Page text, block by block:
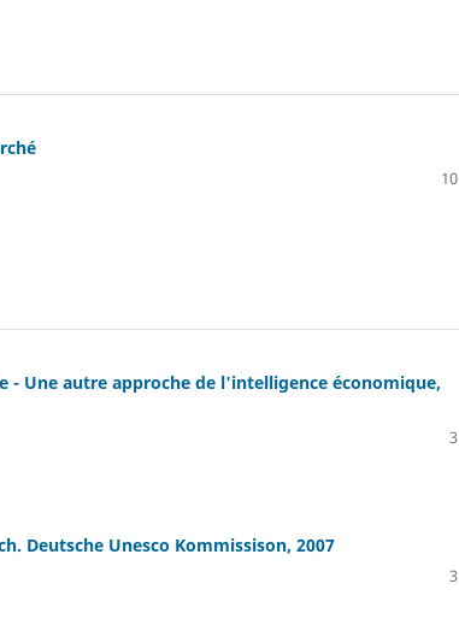
10
- Une autre approche de l'intelligence économique,
3
Deutsche Unesco Kommissison, 2007
3